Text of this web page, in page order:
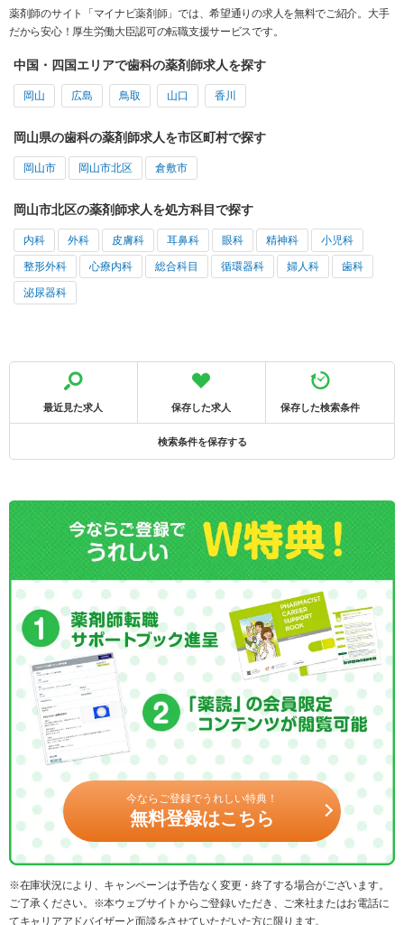
薬剤師のサイト「マイナビ薬剤師」では、希望通りの求人を無料でご紹介。大手
だから安心！厚生労働大臣認可の転職支援サービスです。
中国・四国エリアで歯科の薬剤師求人を探す
岡山 広島 鳥取 山口 香川
岡山県の歯科の薬剤師求人を市区町村で探す
岡山市 岡山市北区 倉敷市
岡山市北区の薬剤師求人を処方科目で探す
内科 外科 皮膚科 耳鼻科 眼科 精神科 小児科
整形外科 心療内科 総合科目 循環器科 婦人科 歯科
泌尿器科
最近見た求人 保存した求人 保存した検索条件
検索条件を保存する
今ならご登録でうれしい特典！
無料登録はこちら
※在庫状況により、キャンペーンは予告なく変更・終了する場合がございます。
ご了承ください。※本ウェブサイトからご登録いただき、ご来社またはお電話に
てキャリアアドバイザーと面談をさせていただいた方に限ります。